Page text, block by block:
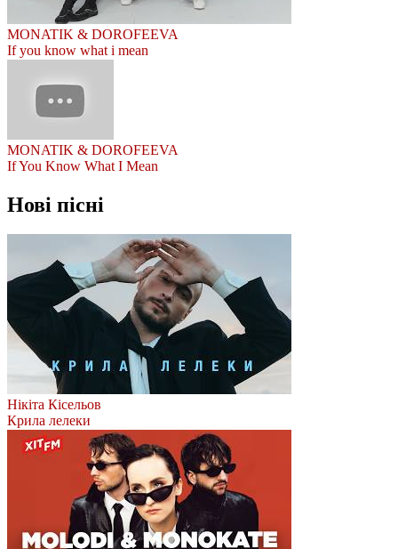
MONATIK & DOROFEEVA
If you know what i mean
MONATIK & DOROFEEVA
If You Know What I Mean
Нові пісні
Нікіта Кісельов
Крила лелеки